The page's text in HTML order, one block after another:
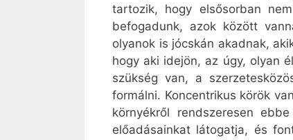
tartozik, hogy elsősorban
befogadunk, azok között
olyanok is jócskán akadnak,
hogy aki idejön, az úgy, olyan
szükség van, a
formálni. Koncentrikus körök
környékről rendszeresen
előadásainkat látogatja, és